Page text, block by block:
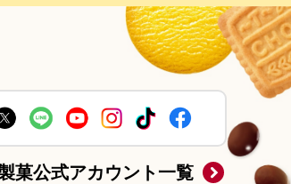
菓公式アカウント一覧